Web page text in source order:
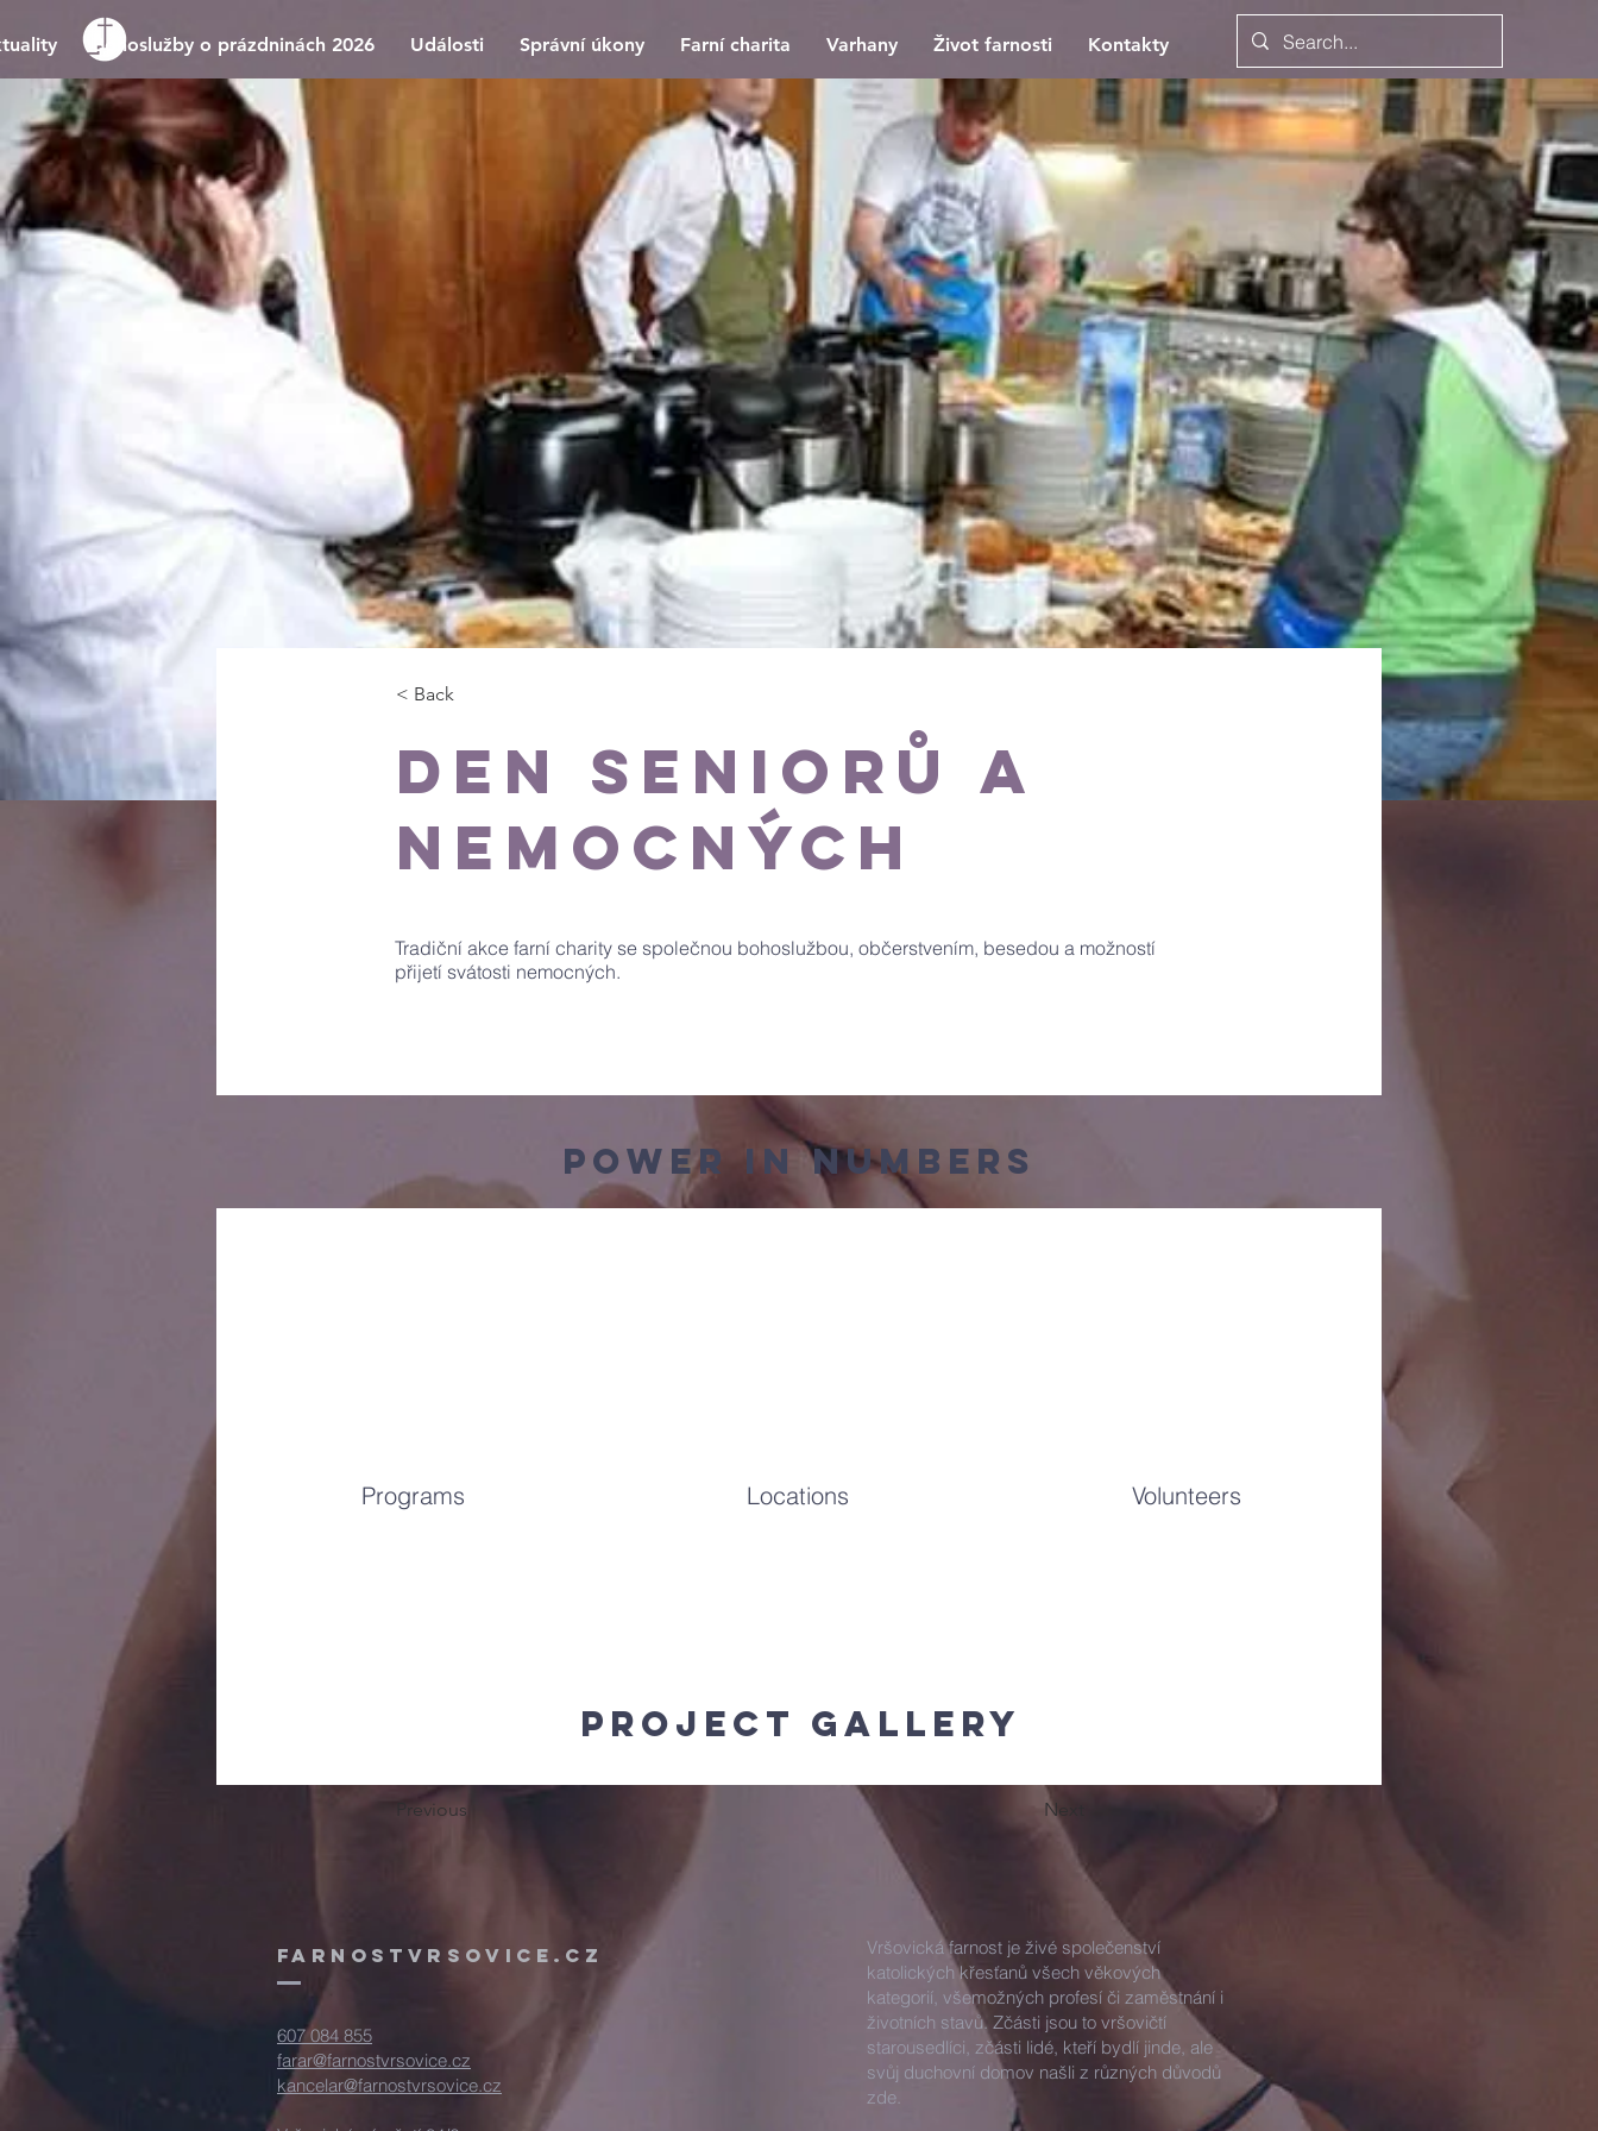
Bohoslužby o prázdninách 2026 Události Správní úkony Farní charita Varhany Život farnosti Kontakty
< Back
Den seniorů a
nemocných
Tradiční akce farní charity se společnou bohoslužbou, občerstvením, besedou a možností
přijetí svátosti nemocných.
Power in Numbers
Programs Locations Volunteers
Project Gallery
Previous Next
FArnostVrsovice.cz
607 084 855
farar@farnostvrsovice.cz
kancelar@farnostvrsovice.cz
Vršovická farnost je živé společenství
katolických křesťanů všech věkových
kategorií, všemožných profesí či zaměstnání i
životních stavů. Zčásti jsou to vršovičtí
starousedlíci, zčásti lidé, kteří bydlí jinde, ale
svůj duchovní domov našli z různých důvodů
zde.